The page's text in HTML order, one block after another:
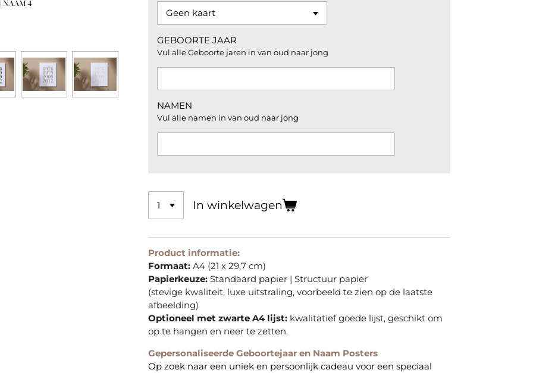
GEBOORTE JAAR
Vul alle Geboorte jaren in van oud naar jong
NAMEN
Vul alle namen in van oud naar jong
In winkelwagen
Product informatie:
Formaat: A4 (21 x 29,7 cm)
Papierkeuze: Standaard papier | Structuur papier
(stevige kwaliteit, luxe uitstraling, voorbeeld te zien op de laatste
afbeelding)
Optioneel met zwarte A4 lijst: kwalitatief goede lijst, geschikt om
op te hangen en neer te zetten.
Gepersonaliseerde Geboortejaar en Naam Posters
Op zoek naar een uniek en persoonlijk cadeau voor een speciaal